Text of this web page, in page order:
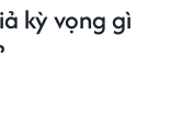
kỳ vọng gì